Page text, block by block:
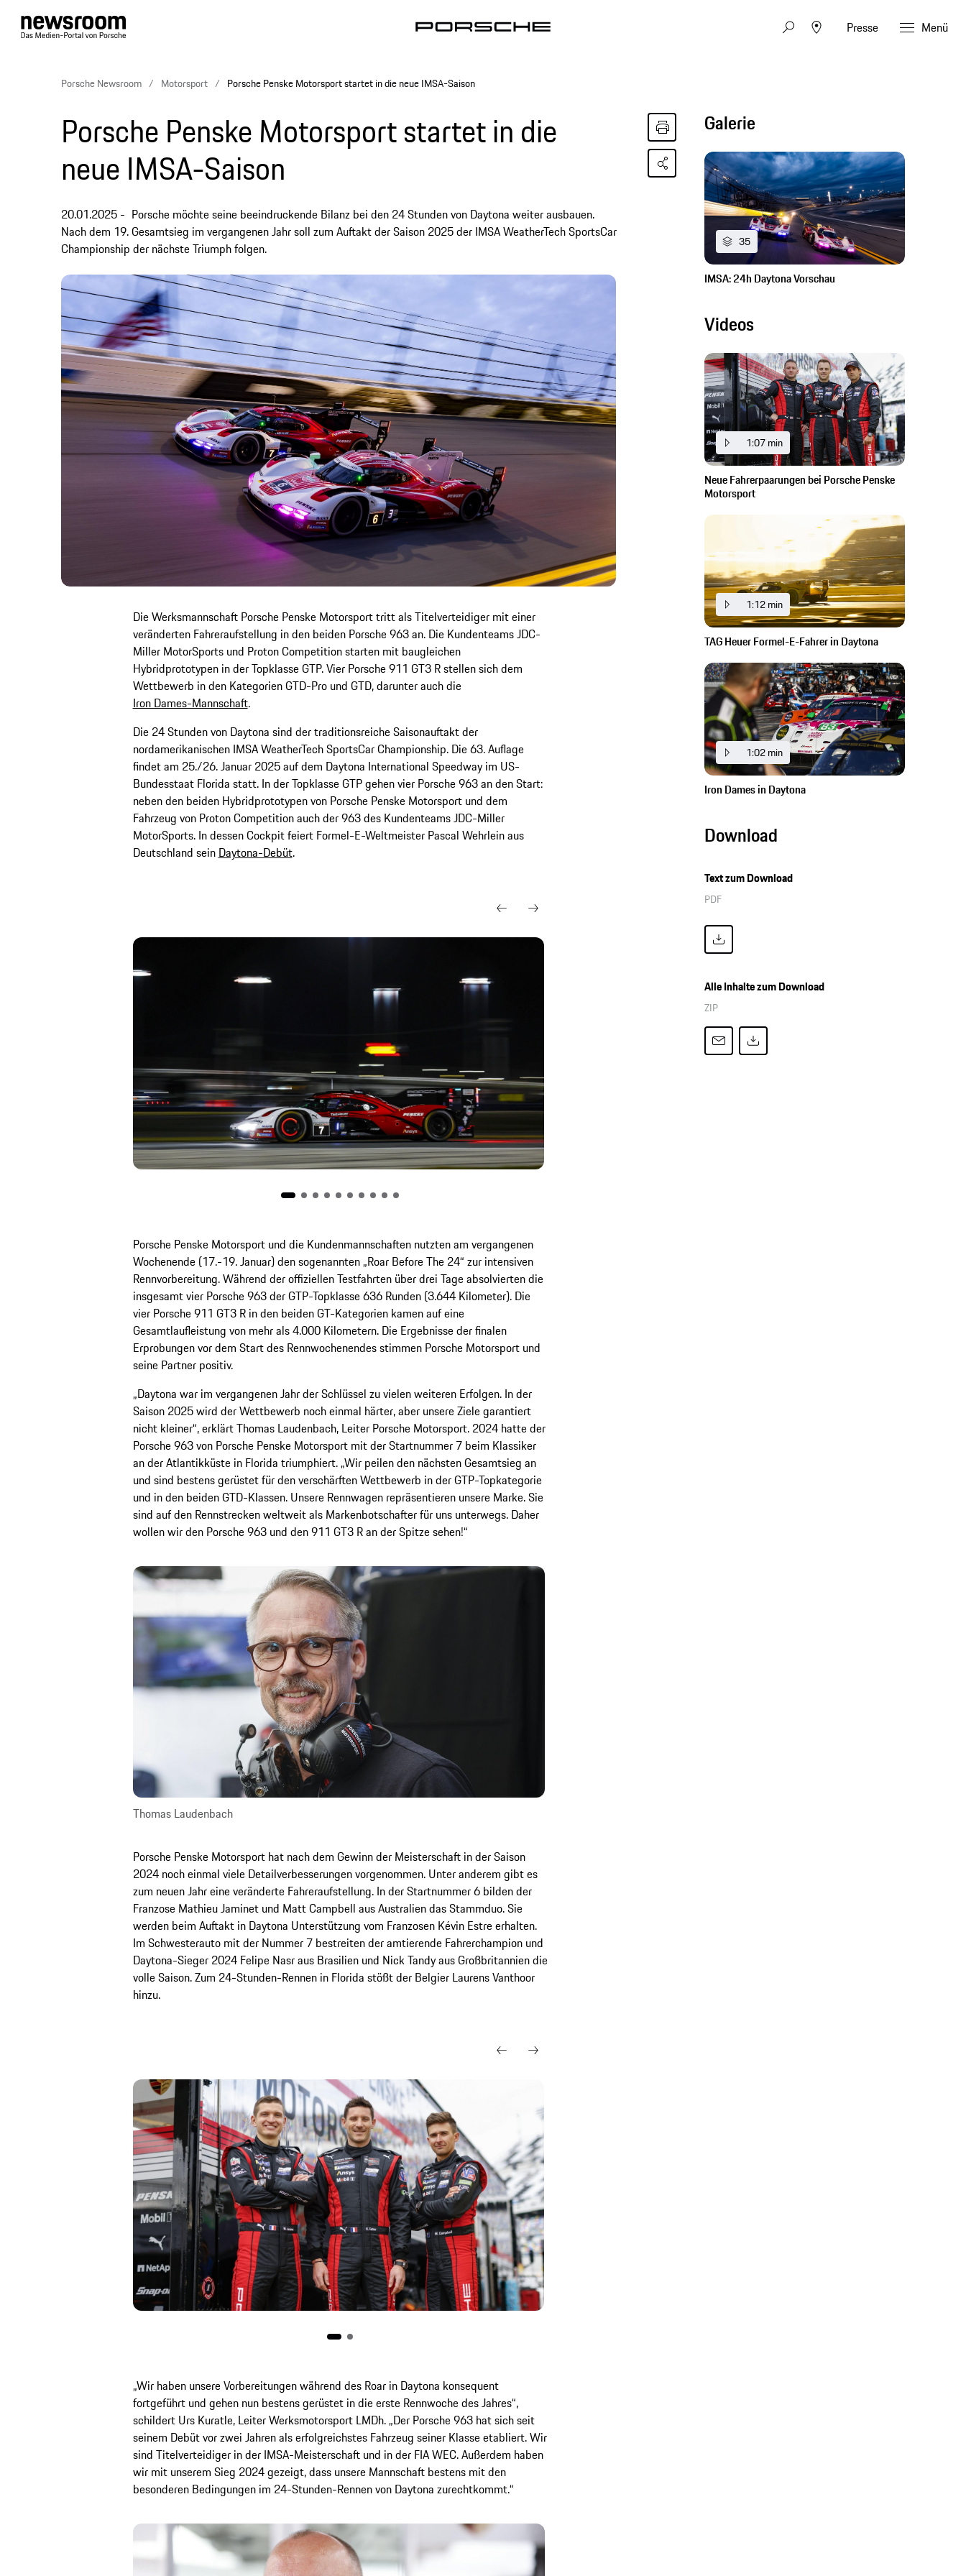
Presse Menü
Porsche Newsroom Motorsport Porsche Penske Motorsport startet in die neue IMSA-Saison
Porsche Penske Motorsport startet in die
neue IMSA-Saison
20.01.2025
Porsche möchte seine beeindruckende Bilanz bei den 24 Stunden von Daytona weiter ausbauen.
Nach dem 19. Gesamtsieg im vergangenen Jahr soll zum Auftakt der Saison 2025 der IMSA WeatherTech SportsCar
Championship der nächste Triumph folgen.
Die Werksmannschaft Porsche Penske Motorsport tritt als Titelverteidiger mit einer
veränderten Fahreraufstellung in den beiden Porsche 963 an. Die Kundenteams JDC-
Miller MotorSports und Proton Competition starten mit baugleichen
Hybridprototypen in der Topklasse GTP. Vier Porsche 911 GT3 R stellen sich dem
Wettbewerb in den Kategorien GTD-Pro und GTD, darunter auch die
Iron Dames-Mannschaft.
Die 24 Stunden von Daytona sind der traditionsreiche Saisonauftakt der
nordamerikanischen IMSA WeatherTech SportsCar Championship. Die 63. Auflage
findet am 25./26. Januar 2025 auf dem Daytona International Speedway im US-
Bundesstaat Florida statt. In der Topklasse GTP gehen vier Porsche 963 an den Start:
neben den beiden Hybridprototypen von Porsche Penske Motorsport und dem
Fahrzeug von Proton Competition auch der 963 des Kundenteams JDC-Miller
MotorSports. In dessen Cockpit feiert Formel-E-Weltmeister Pascal Wehrlein aus
Deutschland sein Daytona-Debüt.
Porsche Penske Motorsport und die Kundenmannschaften nutzten am vergangenen
Wochenende (17.-19. Januar) den sogenannten „Roar Before The 24“ zur intensiven
Rennvorbereitung. Während der offiziellen Testfahrten über drei Tage absolvierten die
insgesamt vier Porsche 963 der GTP-Topklasse 636 Runden (3.644 Kilometer). Die
vier Porsche 911 GT3 R in den beiden GT-Kategorien kamen auf eine
Gesamtlaufleistung von mehr als 4.000 Kilometern. Die Ergebnisse der finalen
Erprobungen vor dem Start des Rennwochenendes stimmen Porsche Motorsport und
seine Partner positiv.
„Daytona war im vergangenen Jahr der Schlüssel zu vielen weiteren Erfolgen. In der
Saison 2025 wird der Wettbewerb noch einmal härter, aber unsere Ziele garantiert
nicht kleiner“, erklärt Thomas Laudenbach, Leiter Porsche Motorsport. 2024 hatte der
Porsche 963 von Porsche Penske Motorsport mit der Startnummer 7 beim Klassiker
an der Atlantikküste in Florida triumphiert. „Wir peilen den nächsten Gesamtsieg an
und sind bestens gerüstet für den verschärften Wettbewerb in der GTP-Topkategorie
und in den beiden GTD-Klassen. Unsere Rennwagen repräsentieren unsere Marke. Sie
sind auf den Rennstrecken weltweit als Markenbotschafter für uns unterwegs. Daher
wollen wir den Porsche 963 und den 911 GT3 R an der Spitze sehen!“
Thomas Laudenbach
Porsche Penske Motorsport hat nach dem Gewinn der Meisterschaft in der Saison
2024 noch einmal viele Detailverbesserungen vorgenommen. Unter anderem gibt es
zum neuen Jahr eine veränderte Fahreraufstellung. In der Startnummer 6 bilden der
Franzose Mathieu Jaminet und Matt Campbell aus Australien das Stammduo. Sie
werden beim Auftakt in Daytona Unterstützung vom Franzosen Kévin Estre erhalten.
Im Schwesterauto mit der Nummer 7 bestreiten der amtierende Fahrerchampion und
Daytona-Sieger 2024 Felipe Nasr aus Brasilien und Nick Tandy aus Großbritannien die
volle Saison. Zum 24-Stunden-Rennen in Florida stößt der Belgier Laurens Vanthoor
hinzu.
„Wir haben unsere Vorbereitungen während des Roar in Daytona konsequent
fortgeführt und gehen nun bestens gerüstet in die erste Rennwoche des Jahres“,
schildert Urs Kuratle, Leiter Werksmotorsport LMDh. „Der Porsche 963 hat sich seit
seinem Debüt vor zwei Jahren als erfolgreichstes Fahrzeug seiner Klasse etabliert. Wir
sind Titelverteidiger in der IMSA-Meisterschaft und in der FIA WEC. Außerdem haben
wir mit unserem Sieg 2024 gezeigt, dass unsere Mannschaft bestens mit den
besonderen Bedingungen im 24-Stunden-Rennen von Daytona zurechtkommt.“
Galerie
35
IMSA: 24h Daytona Vorschau
Videos
1:07 min
Neue Fahrerpaarungen bei Porsche Penske
Motorsport
1:12 min
TAG Heuer Formel-E-Fahrer in Daytona
1:02 min
Iron Dames in Daytona
Download
Text zum Download
PDF
Alle Inhalte zum Download
ZIP